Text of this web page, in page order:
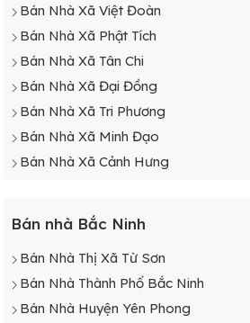
Bán Nhà Xã Việt Đoàn
Bán Nhà Xã Phật Tích
Bán Nhà Xã Tân Chi
Bán Nhà Xã Đại Đồng
Bán Nhà Xã Tri Phương
Bán Nhà Xã Minh Đạo
Bán Nhà Xã Cảnh Hưng
Bán nhà Bắc Ninh
Bán Nhà Thị Xã Từ Sơn
Bán Nhà Thành Phố Bắc Ninh
Bán Nhà Huyện Yên Phong